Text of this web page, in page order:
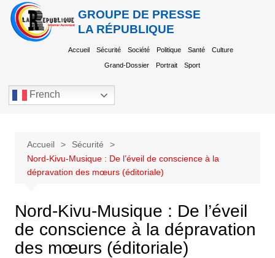
GROUPE DE PRESSE
LA RÉPUBLIQUE
Accueil Sécurité Société Politique Santé Culture
Grand-Dossier Portrait Sport
French
Accueil
Sécurité
Nord-Kivu-Musique : De l’éveil de conscience à la
dépravation des mœurs (éditoriale)
Nord-Kivu-Musique : De l’éveil
de conscience à la dépravation
des mœurs (éditoriale)